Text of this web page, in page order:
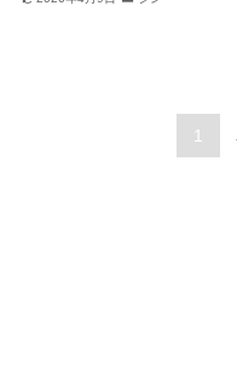
1